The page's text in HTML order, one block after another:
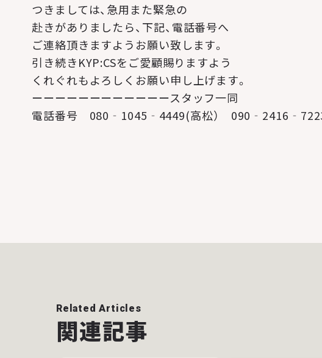
つきましては、急用また緊急の
赴きがありましたら、下記、電話番号へ
ご連絡頂きますようお願い致します。
引き続きKYP:CSをご愛顧賜りますよう
くれぐれもよろしくお願い申し上げます。
ーーーーーーーーーーーースタッフ一同
電話番号 080‐1045‐4449(高松） 090‐2416‐7223
Related Articles
関連記事